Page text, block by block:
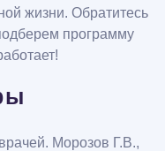
жизни. Обратитесь
программу
Морозов Г.В.,